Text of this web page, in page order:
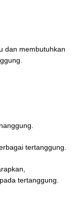
dan membutuhkan
tertanggung.
tertanggung.